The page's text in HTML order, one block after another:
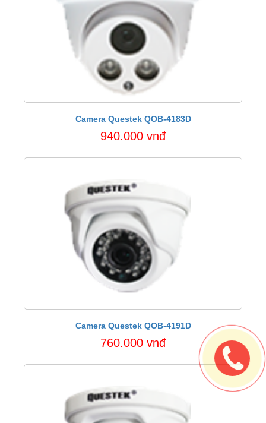
Camera Questek QOB-4183D
940.000 vnđ
Camera Questek QOB-4191D
760.000 vnđ